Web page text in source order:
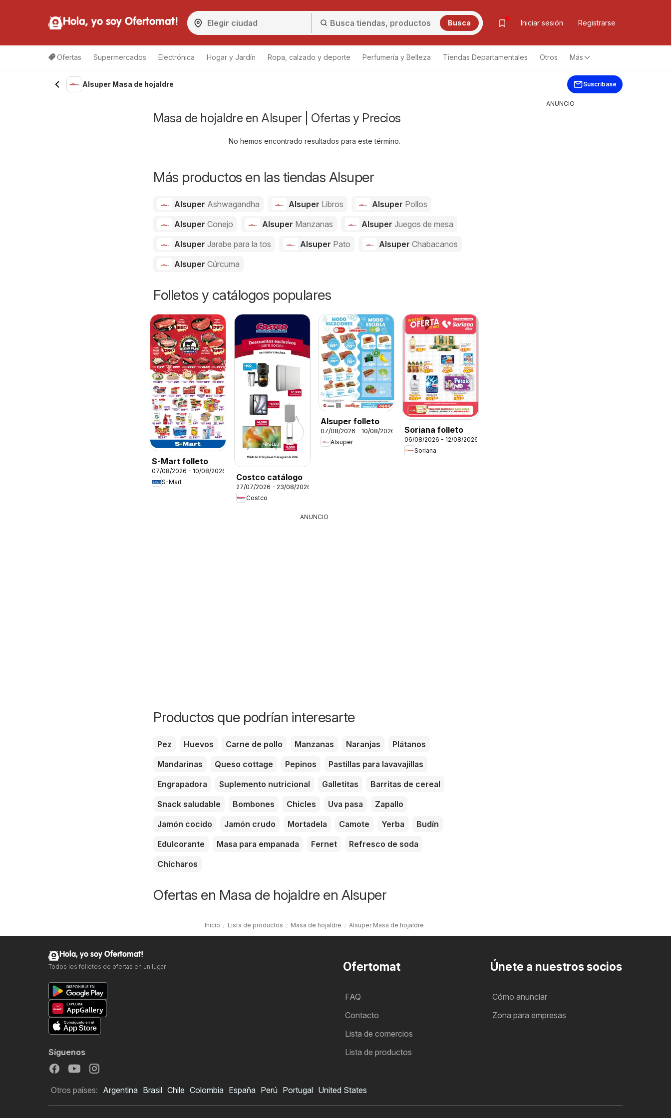
Hola, yo soy Ofertomat! Busca Iniciar sesión Registrarse
Ofertas Supermercados Electrónica Hogar y Jardín Ropa, calzado y deporte Perfumería y Belleza Tiendas Departamentales Otros Más
Alsuper Masa de hojaldre Suscríbase
Masa de hojaldre en Alsuper | Ofertas y Precios
No hemos encontrado resultados para este término.
Más productos en las tiendas Alsuper
Alsuper Ashwagandha Alsuper Libros Alsuper Pollos
Alsuper Conejo Alsuper Manzanas AlsuperJuegos de mesa
Alsuper Jarabe para la tos Alsuper Pato AlsuperChabacanos
Alsuper Cúrcuma
Folletos y catálogos populares
S-Mart folleto
07/08/2026 - 10/08/2026
S-Mart
Costco catálogo
27/07/2026 - 23/08/2026
Costco
Alsuper folleto
07/08/2026 - 10/08/2026
Alsuper
Soriana folleto
06/08/2026 - 12/08/2026
Soriana
ANUNCIO
Productos que podrían interesarte
Pez Huevos Carne de pollo Manzanas Naranjas
Plátanos
Mandarinas
Queso cottage Pepinos
Pastillas para lavavajillas
Engrapadora
Suplemento nutricional Galletitas
Barritas de cereal
Snack saludable
Bombones Chicles Uva pasa
Zapallo
Jamón cocido
Jamón crudo Mortadela Camote Yerba
Budín
Edulcorante
Masa para empanada Fernet
Refresco de soda
Chícharos
Ofertas en Masa de hojaldre en Alsuper
Inicio Lista de productos Masa de hojaldre Alsuper Masa de hojaldre
ANUNCIO
Ofertomat
FAQ
Contacto
Lista de comercios
Lista de productos
Únete a nuestros socios
Cómo anunciar
Zona para empresas
Hola, yo soy Ofertomat!
Todos los folletos de ofertas en un lugar
Síguenos
Otros países: Argentina Brasil Chile Colombia España Perú Portugal United States